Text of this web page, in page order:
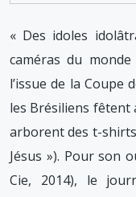
« Des idoles
caméras du
l’issue de la Coupe
les Brésiliens
arborent des t-
Jésus »). Pour son
Cie, 2014), le